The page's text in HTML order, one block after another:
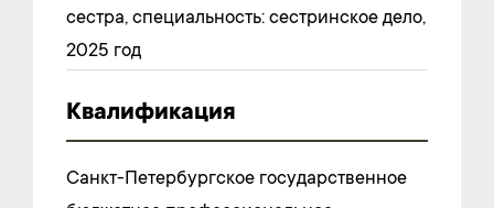
сестра, специальность: сестринское дело,
2025 год
Квалификация
Санкт-Петербургское государственное